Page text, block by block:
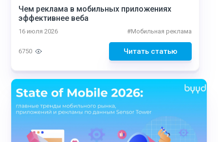
Чем реклама в мобильных приложениях
эффективнее веба
16 июля 2026 #Мобильная реклама
Читать статью
6750